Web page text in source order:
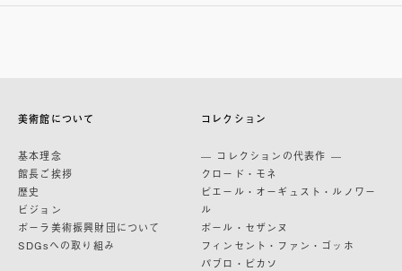
美術館について
基本理念
館長ご挨拶
歴史
ビジョン
ポーラ美術振興財団について
SDGsへの取り組み
コレクション
— コレクションの代表作 —
クロード・モネ
ピエール・オーギュスト・ルノワー
ル
ポール・セザンヌ
フィンセント・ファン・ゴッホ
パブロ・ピカソ